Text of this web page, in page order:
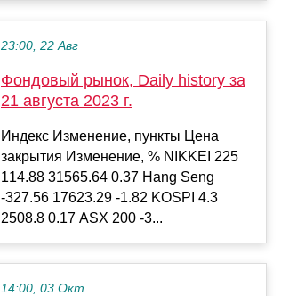
23:00, 22 Авг
Фондовый рынок, Daily history за
21 августа 2023 г.
Индекс Изменение, пункты Цена
закрытия Изменение, % NIKKEI 225
114.88 31565.64 0.37 Hang Seng
-327.56 17623.29 -1.82 KOSPI 4.3
2508.8 0.17 ASX 200 -3...
14:00, 03 Окт